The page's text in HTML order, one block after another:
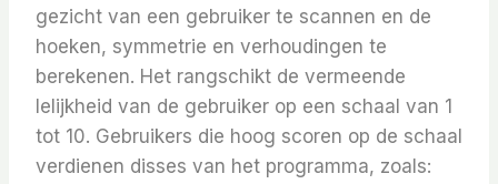
gezicht van een gebruiker te scannen en de
hoeken, symmetrie en verhoudingen te
berekenen. Het rangschikt de vermeende
lelijkheid van de gebruiker op een schaal van 1
tot 10. Gebruikers die hoog scoren op de schaal
verdienen disses van het programma, zoals: